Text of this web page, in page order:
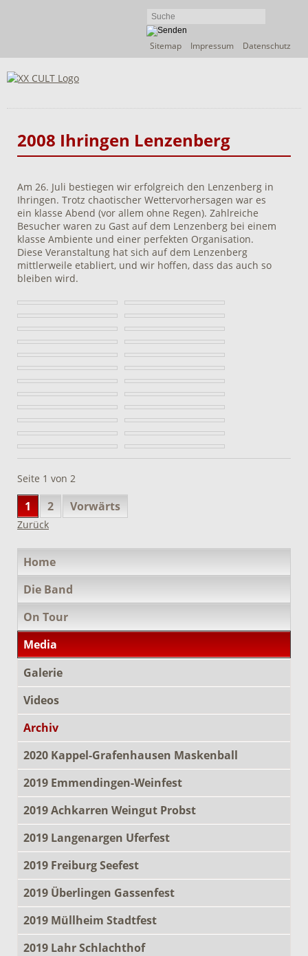
Navigation
Sitemap Impressum Datenschutz
2008 Ihringen Lenzenberg
Am 26. Juli bestiegen wir erfolgreich den Lenzenberg in
Ihringen. Trotz chaotischer Wettervorhersagen war es
ein klasse Abend (vor allem ohne Regen). Zahlreiche
Besucher waren zu Gast auf dem Lenzenberg bei einem
klasse Ambiente und einer perfekten Organisation.
Diese Veranstaltung hat sich auf dem Lenzenberg
mittlerweile etabliert, und wir hoffen, dass das auch so
bleiben wird.
Seite 1 von 2
1 2 Vorwärts
Zurück
überspringen
Home
Die Band
On Tour
Media
Galerie
Videos
Archiv
2020 Kappel-Grafenhausen Maskenball
2019 Emmendingen-Weinfest
2019 Achkarren Weingut Probst
2019 Langenargen Uferfest
2019 Freiburg Seefest
2019 Überlingen Gassenfest
2019 Müllheim Stadtfest
2019 Lahr Schlachthof